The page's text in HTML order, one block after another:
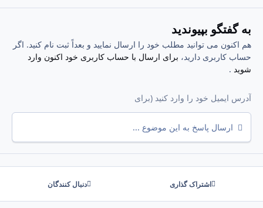
به گفتگو بپیوندید
هم اکنون می توانید مطلب خود را ارسال نمایید و بعداً ثبت نام کنید. اگر
حساب کاربری دارید، برای ارسال با حساب کاربری خود اکنون وارد
شوید .
ارسال پاسخ به این موضوع ...
اشتراک گذاری دنبال کنندگان